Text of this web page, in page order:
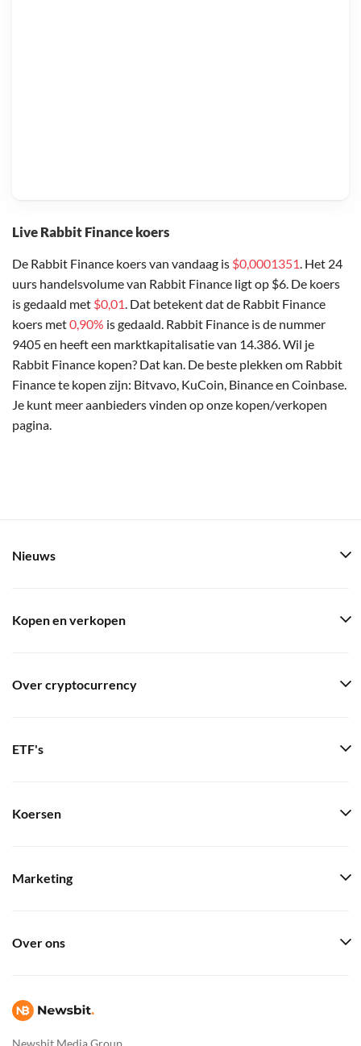
Live Rabbit Finance koers
De Rabbit Finance koers van vandaag is $0,0001351. Het 24
uurs handelsvolume van Rabbit Finance ligt op $6. De koers
is gedaald met $0,01. Dat betekent dat de Rabbit Finance
koers met0,90% is gedaald. Rabbit Finance is de nummer
9405 en heeft een marktkapitalisatie van 14.386. Wil je
Rabbit Finance kopen? Dat kan. De beste plekken om Rabbit
Finance te kopen zijn: Bitvavo, KuCoin, Binance en Coinbase.
Je kunt meer aanbieders vinden op onze kopen/verkopen
pagina.
Newsbit Media Group
Nieuws
Kopen en verkopen
Over cryptocurrency
ETF's
Koersen
Marketing
Over ons